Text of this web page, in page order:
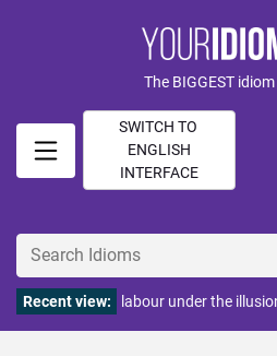
The BIGGEST
SWITCH TO
ENGLISH
INTERFACE
Recent view: labour under the